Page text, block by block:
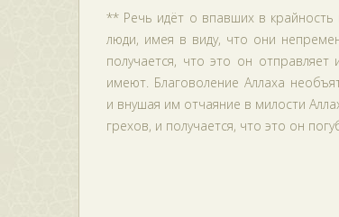
** Речь идёт о впавших в крайность
люди, имея в виду, что они
получается, что это он
имеют. Благоволение Аллаха
и внушая им отчаяние в милости
грехов, и получается, что это он